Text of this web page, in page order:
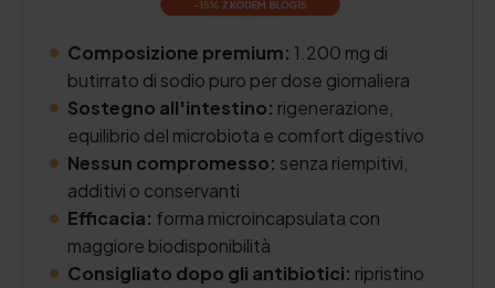
Composizione premium: 1.200 mg di
butirrato di sodio puro per dose giornaliera
Sostegno all'intestino: rigenerazione,
equilibrio del microbiota e comfort digestivo
Nessun compromesso: senza riempitivi,
additivi o conservanti
Efficacia: forma microincapsulata con
maggiore biodisponibilità
Consigliato dopo gli antibiotici: ripristino